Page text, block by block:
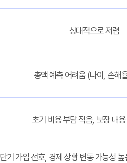
상대적으로 저렴
총액 예측 어려움 (나이, 손해
초기 비용 부담 적음, 보장 내용
단기 가입 선호, 경제 상황 변동 가능성